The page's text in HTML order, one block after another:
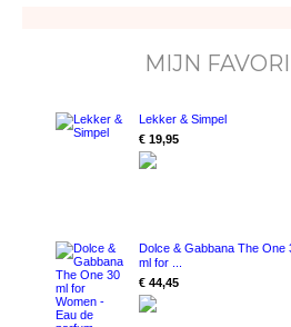
MIJN
Lekker & Simpel
€ 19,95
Dolce & Gabbana The One
ml for ...
€ 44,45